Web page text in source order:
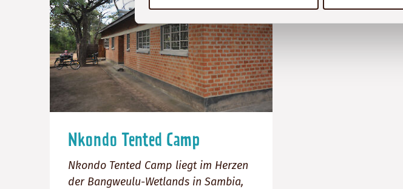
Nkondo Tented Camp
Nkondo Tented Camp liegt im Herzen
der Bangweulu-Wetlands in Sambia,